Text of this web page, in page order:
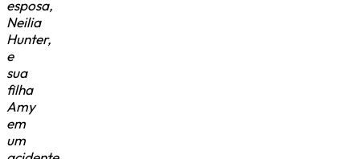
esposa,
Neilia
Hunter,
e
sua
filha
Amy
em
um